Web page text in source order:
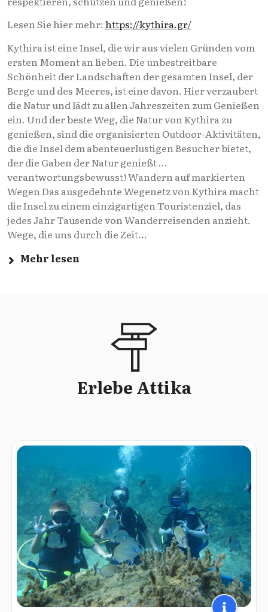
Lesen Sie hier mehr: https://kythira.gr/
Kythira ist eine Insel, die wir aus vielen Gründen vom
ersten Moment an lieben. Die unbestreitbare
Schönheit der Landschaften der gesamten Insel, der
Berge und des Meeres, ist eine davon. Hier verzaubert
die Natur und lädt zu allen Jahreszeiten zum Genießen
ein. Und der beste Weg, die Natur von Kythira zu
genießen, sind die organisierten Outdoor-Aktivitäten,
die die Insel dem abenteuerlustigen Besucher bietet,
der die Gaben der Natur genießt ...
verantwortungsbewusst! Wandern auf markierten
Wegen Das ausgedehnte Wegenetz von Kythira macht
die Insel zu einem einzigartigen Touristenziel, das
jedes Jahr Tausende von Wanderreisenden anzieht.
Wege, die uns durch die Zeit...
Mehr lesen
Erlebe Attika